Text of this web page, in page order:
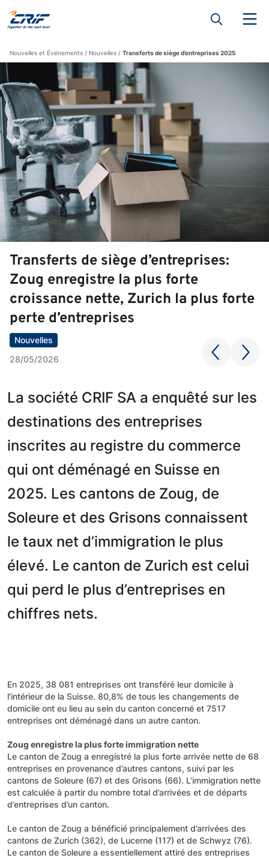
Nouvelles et Événements Nouvelles Transferts de siège d’entreprises 2025
Transferts de siège d’entreprises:
Zoug enregistre la plus forte
croissance nette, Zurich la plus forte
perte d’entreprises
Nouvelles
28/05/2026
La société CRIF SA a enquêté sur les
destinations des entreprises
inscrites au registre du commerce
qui ont déménagé en Suisse en
2025. Les cantons de Zoug, de
Soleure et des Grisons connaissent
le taux net d’immigration le plus
élevé. Le canton de Zurich est celui
qui perd le plus d’entreprises en
chiffres nets.
En 2025, 38 081 entreprises ont transféré leur domicile à
l’intérieur de la Suisse. 80,8% de tous les changements de
domicile ont eu lieu au sein du canton concerné et 7517
entreprises ont déménagé dans un autre canton.
Zoug enregistre la plus forte immigration nette
Le canton de Zoug a enregistré la plus forte arrivée nette de 68
entreprises en provenance d’autres cantons, suivi par les
cantons de Soleure (67) et des Grisons (66). L’immigration nette
est calculée à partir du nombre total d’arrivées et de départs
d’entreprises d’un canton.
Le canton de Zoug a bénéficié principalement d’arrivées des
cantons de Zurich (362), de Lucerne (117) et de Schwyz (76).
Le canton de Soleure a essentiellement attiré des entreprises